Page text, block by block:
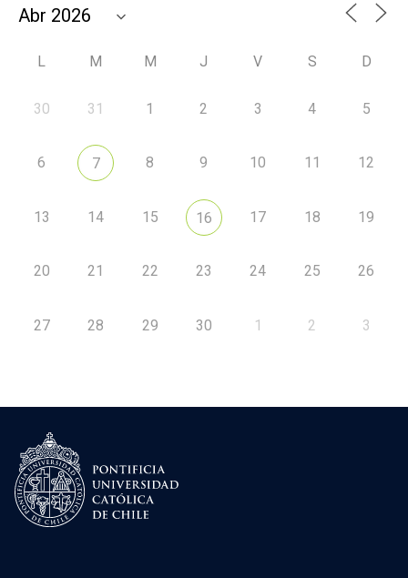
L M M J V S D
30 31 1 2 3 4 5
6 7 8 9 10 11 12
13 14 15 16 17 18 19
20 21 22 23 24 25 26
27 28 29 30 1 2 3